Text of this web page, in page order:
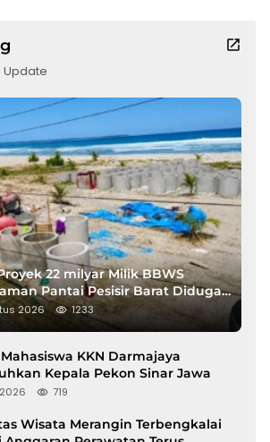
Update
22 milyar Milik BBWS
Pantai Pesisir Barat Diduga
Besi Banci
2026 1233
KKN Darmajaya
Kepala Pekon Sinar Jawa
719
Wisata Merangin Terbengkalai